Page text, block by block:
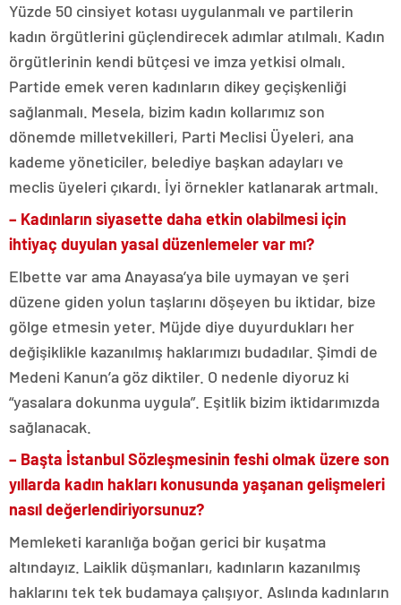
Yüzde 50 cinsiyet kotası uygulanmalı ve partilerin
kadın örgütlerini güçlendirecek adımlar atılmalı. Kadın
örgütlerinin kendi bütçesi ve imza yetkisi olmalı.
Partide emek veren kadınların dikey geçişkenliği
sağlanmalı. Mesela, bizim kadın kollarımız son
dönemde milletvekilleri, Parti Meclisi Üyeleri, ana
kademe yöneticiler, belediye başkan adayları ve
meclis üyeleri çıkardı. İyi örnekler katlanarak artmalı.
– Kadınların siyasette daha etkin olabilmesi için
ihtiyaç duyulan yasal düzenlemeler var mı?
Elbette var ama Anayasa’ya bile uymayan ve şeri
düzene giden yolun taşlarını döşeyen bu iktidar, bize
gölge etmesin yeter. Müjde diye duyurdukları her
değişiklikle kazanılmış haklarımızı budadılar. Şimdi de
Medeni Kanun’a göz diktiler. O nedenle diyoruz ki
“yasalara dokunma uygula”. Eşitlik bizim iktidarımızda
sağlanacak.
– Başta İstanbul Sözleşmesinin feshi olmak üzere son
yıllarda kadın hakları konusunda yaşanan gelişmeleri
nasıl değerlendiriyorsunuz?
Memleketi karanlığa boğan gerici bir kuşatma
altındayız. Laiklik düşmanları, kadınların kazanılmış
haklarını tek tek budamaya çalışıyor. Aslında kadınların